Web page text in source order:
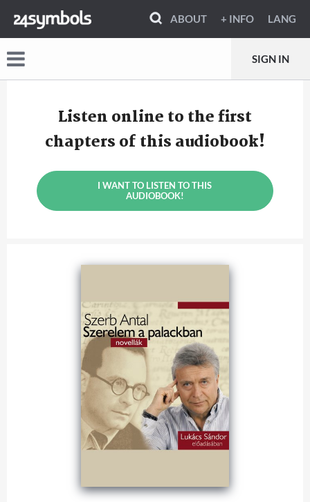
ABOUT + INFO LANG
SIGN IN
Listen online to the first
chapters of this audiobook!
I WANT TO LISTEN TO THIS
AUDIOBOOK!